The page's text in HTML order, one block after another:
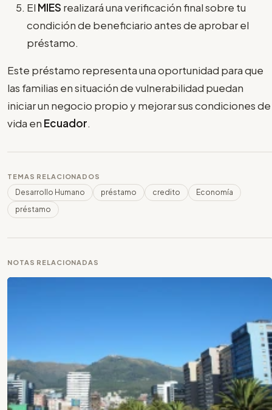
El MIES realizará una verificación final sobre tu
condición de beneficiario antes de aprobar el
préstamo.
Este préstamo representa una oportunidad para que
las familias en situación de vulnerabilidad puedan
iniciar un negocio propio y mejorar sus condiciones de
vida en Ecuador.
TEMAS RELACIONADOS
Desarrollo Humano préstamo credito
Economía
préstamo
NOTAS RELACIONADAS